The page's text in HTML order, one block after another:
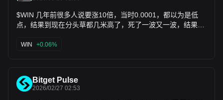
$WIN 几年前很多人说要涨10倍，当时0.0001，都以为是低
点，结果到现在分头草都几米高了，死了一波又一波，结果孙
WIN +0.06%
Bitget Pulse
2026/02/27 02:53